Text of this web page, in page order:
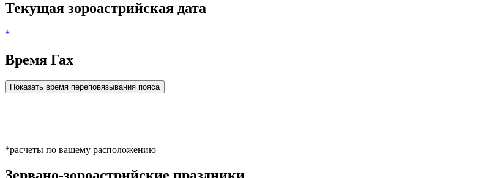
Текущая зороастрийская дата
*
Время Гах
Показать время переповязывания пояса
*расчеты по вашему расположению